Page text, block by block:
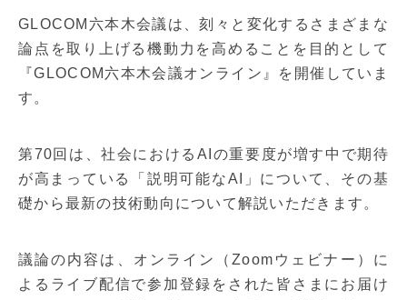
GLOCOM六本木会議は、刻々と変化するさまざまな
論点を取り上げる機動力を高めることを目的として
『GLOCOM六本木会議オンライン』を開催していま
す。
第70回は、社会におけるAIの重要度が増す中で期待
が高まっている「説明可能なAI」について、その基
礎から最新の技術動向について解説いただきます。
議論の内容は、オンライン（Zoomウェビナー）に
よるライブ配信で参加登録をされた皆さまにお届け